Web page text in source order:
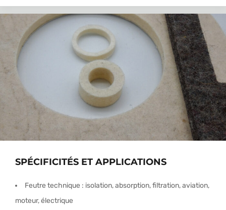
SPÉCIFICITÉS ET APPLICATIONS
Feutre technique : isolation, absorption, filtration, aviation,
moteur, électrique